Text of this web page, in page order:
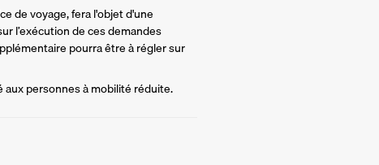
de voyage, fera l'objet d'une
l’exécution de ces demandes
pourra être à régler sur
personnes à mobilité réduite.